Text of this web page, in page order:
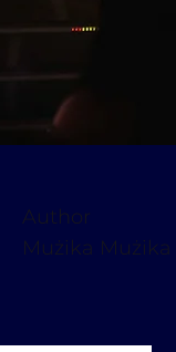
Author
Mużika Mużika